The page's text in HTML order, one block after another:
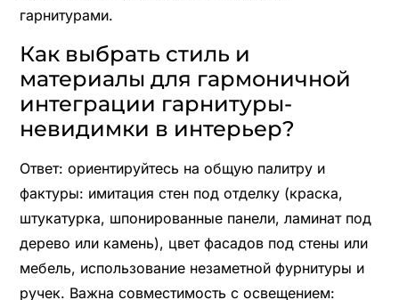
гарнитурами.
Как выбрать стиль и
материалы для гармоничной
интеграции гарнитуры-
невидимки в интерьер?
Ответ: ориентируйтесь на общую палитру и
фактуры: имитация стен под отделку (краска,
штукатурка, шпонированные панели, ламинат под
дерево или камень), цвет фасадов под стены или
мебель, использование незаметной фурнитуры и
ручек. Важна совместимость с освещением: